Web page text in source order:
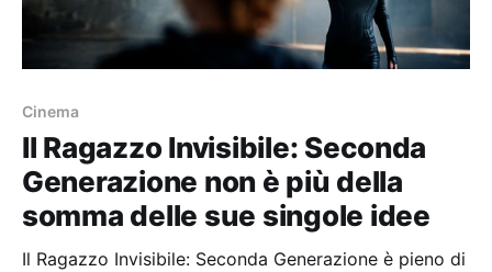
Cinema
Il Ragazzo Invisibile: Seconda
Generazione non è più della
somma delle sue singole idee
Il Ragazzo Invisibile: Seconda Generazione è pieno di